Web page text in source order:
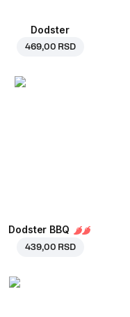
Dodster
469,00 RSD
Dodster BBQ
439,00 RSD